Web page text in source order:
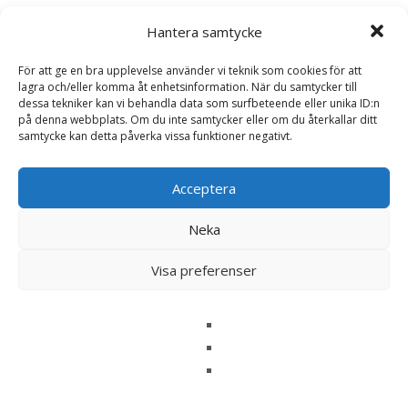
Hantera samtycke
För att ge en bra upplevelse använder vi teknik som cookies för att
lagra och/eller komma åt enhetsinformation. När du samtycker till
dessa tekniker kan vi behandla data som surfbeteende eller unika ID:n
på denna webbplats. Om du inte samtycker eller om du återkallar ditt
samtycke kan detta påverka vissa funktioner negativt.
Acceptera
Neka
Visa preferenser
Recensioner (0)
Recensioner
Bli först med att recensera ”Bifftomat
‘Cuor di Bue’ Frö – Fröer”